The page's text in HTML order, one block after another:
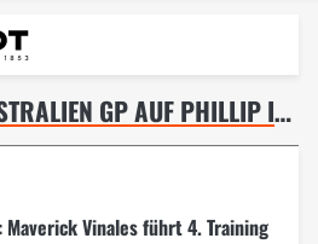
Termine
AKTUELLE NACHRICHTEN ZUM THEMA MOTOGP: AUSTRALIEN GP AUF PHILLIP ISLAND – SEITE 9
Vinales führt 4. Training